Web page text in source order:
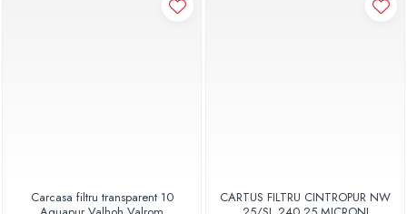
Carcasa filtru transparent 10
CARTUS FILTRU CINTROPUR NW